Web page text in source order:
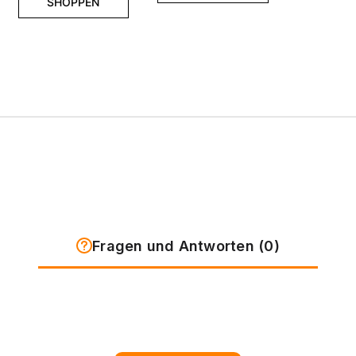
Fragen und Antworten (0)